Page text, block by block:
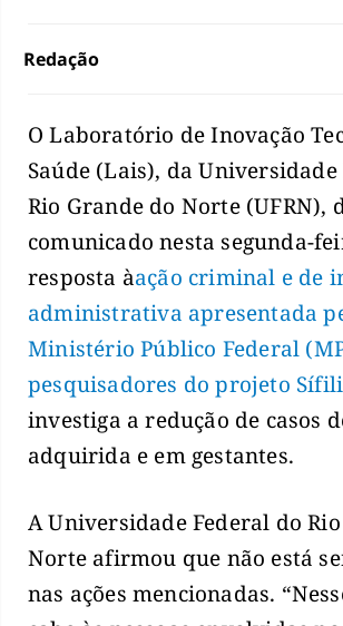
Redação
O Laboratório de Inovação
Saúde (Lais), da
Rio Grande do Norte (UFRN),
comunicado nesta segunda-
resposta àação criminal e de
administrativa apresentada
Ministério Público Federal
pesquisadores do projeto
investiga a redução de casos
adquirida e em gestantes.
A Universidade Federal do
Norte afirmou que não está
nas ações mencionadas.